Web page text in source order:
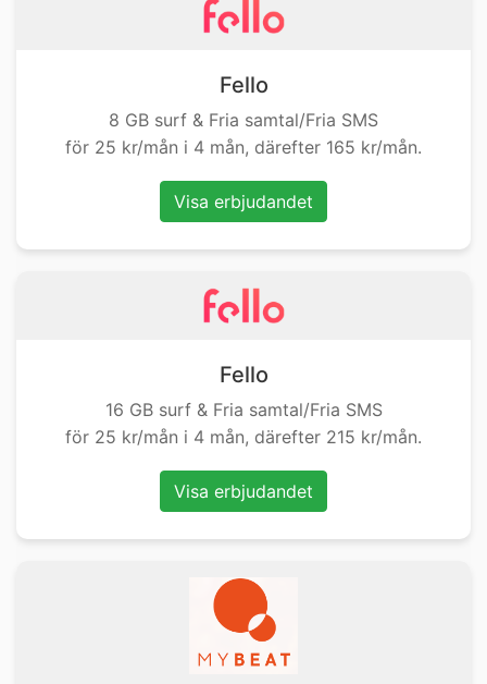
Fello
8 GB surf & Fria samtal/Fria SMS
för 25 kr/mån i 4 mån, därefter 165 kr/mån.
Visa erbjudandet
Fello
16 GB surf & Fria samtal/Fria SMS
för 25 kr/mån i 4 mån, därefter 215 kr/mån.
Visa erbjudandet